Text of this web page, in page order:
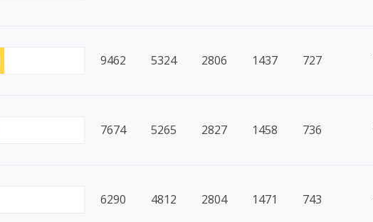
9462 5324 2806 1437 727
7674 5265 2827 1458 736
6290 4812 2804 1471 743